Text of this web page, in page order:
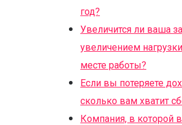
год?
Увеличится ли ваша
увеличением
месте работы?
Если вы потеряете
сколько вам хватит
Компания, в которой